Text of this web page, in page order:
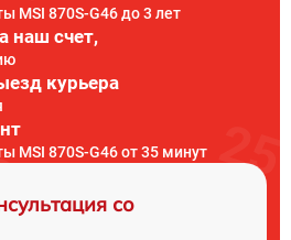
MSI 870S-G46 до 3 лет
наш счет,
курьера
MSI 870S-G46 от 35 минут
со